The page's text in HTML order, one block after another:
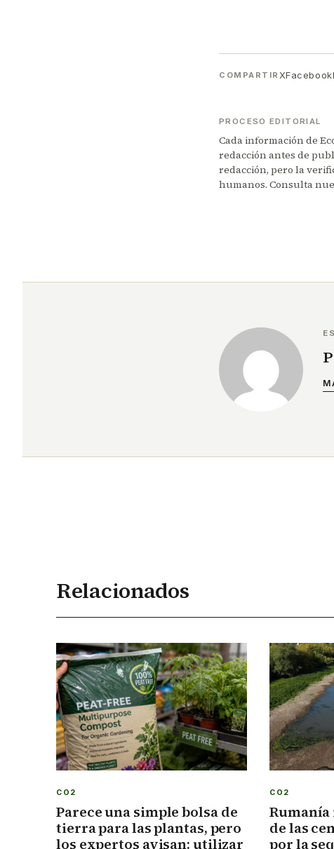
COMPARTIR XFacebook
PROCESO EDITORIAL
Cada información de
redacción antes de
redacción, pero la
humanos. Consulta
Relacionados
CO2
Parece una simple bolsa de
tierra para las plantas, pero
los expertos avisan: utilizar
CO2
de las
por la